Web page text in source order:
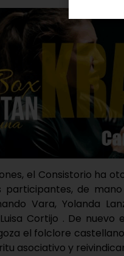
el Consistorio ha
participantes, de
Vara, Yolanda
Cortijo . De
el folclore
asociativo y